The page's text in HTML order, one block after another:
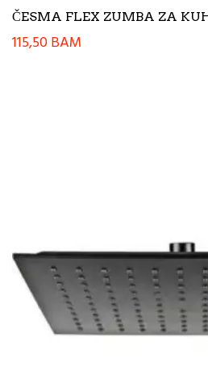
ČESMA FLEX ZUMBA ZA
115,50BAM